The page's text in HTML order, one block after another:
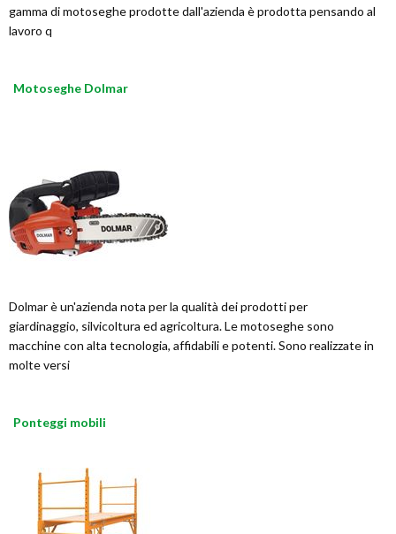
gamma di motoseghe prodotte dall'azienda è prodotta pensando al
lavoro q
Motoseghe Dolmar
Dolmar è un'azienda nota per la qualità dei prodotti per
giardinaggio, silvicoltura ed agricoltura. Le motoseghe sono
macchine con alta tecnologia, affidabili e potenti. Sono realizzate in
molte versi
Ponteggi mobili